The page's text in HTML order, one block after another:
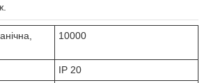
10000
IP 20